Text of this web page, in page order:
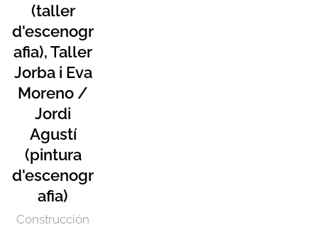
(taller
d'escenogr
afia), Taller
Jorba i Eva
Moreno /
Jordi
Agustí
(pintura
d'escenogr
afia)
Construcción